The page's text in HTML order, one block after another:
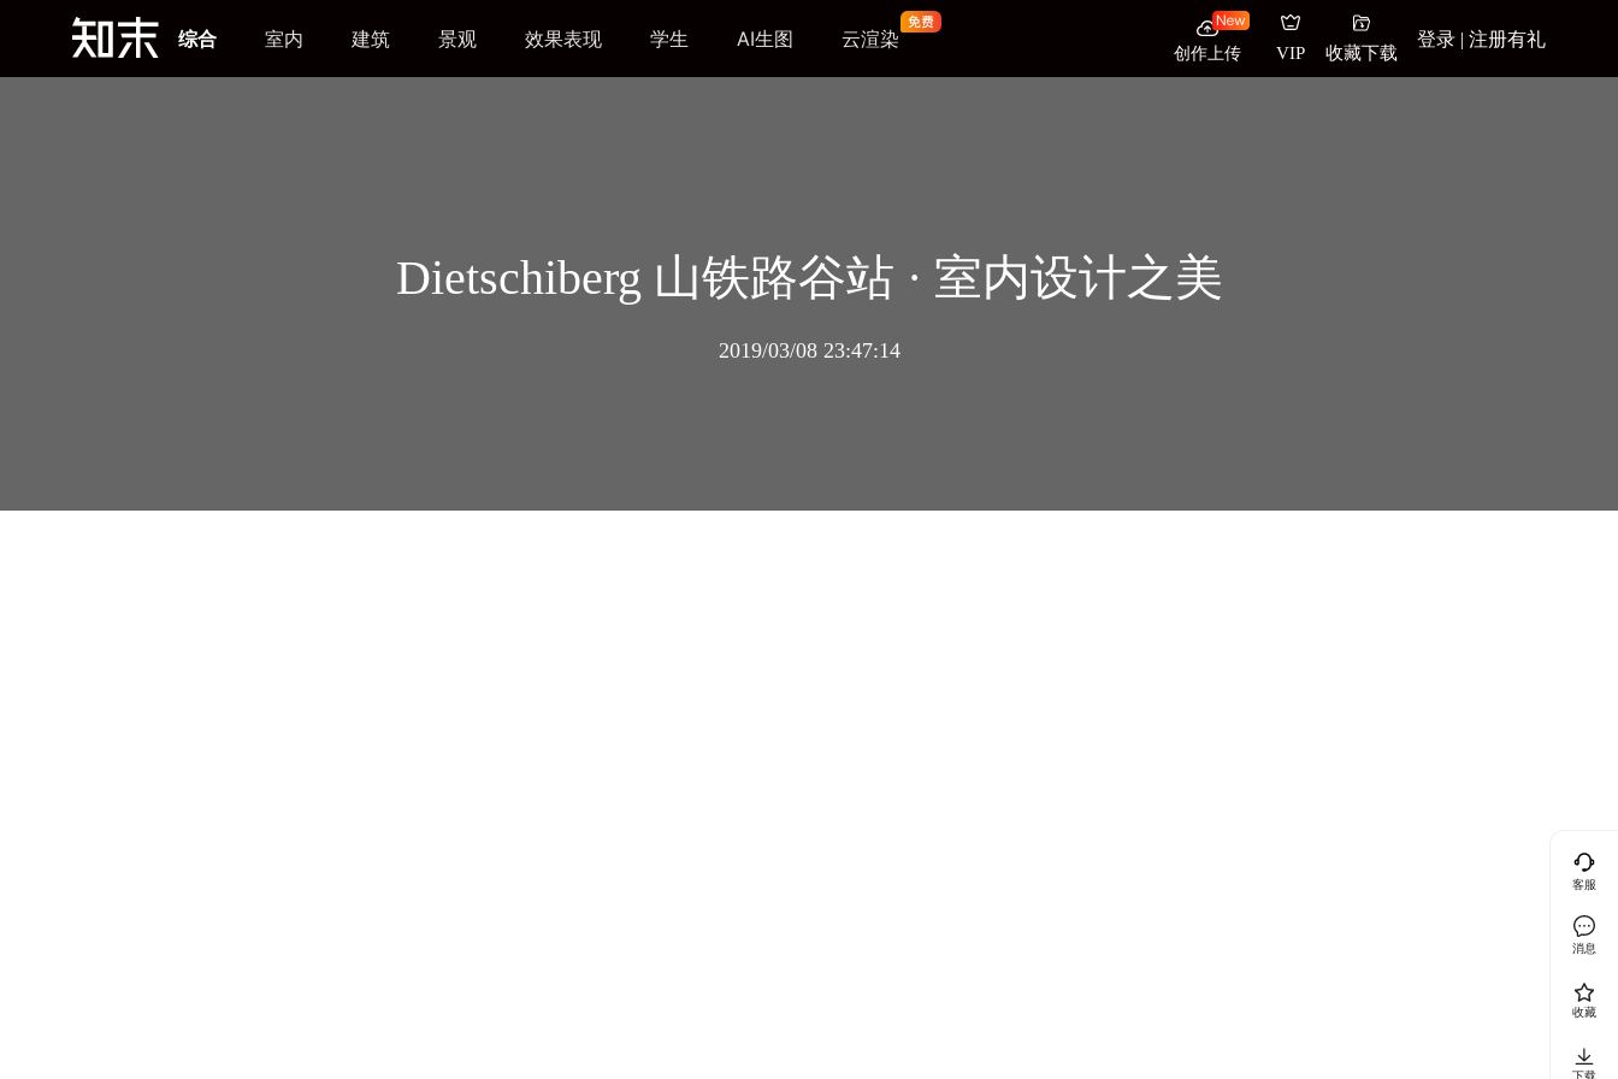
综合 室内 建筑 景观 效果表现 学生 AI生图 云渲染
创作上传 VIP 收藏下载
登录 | 注册有礼
Dietschiberg 山铁路谷站 · 室内设计之美
2019/03/08 23:47:14
客服
消息
收藏
下载